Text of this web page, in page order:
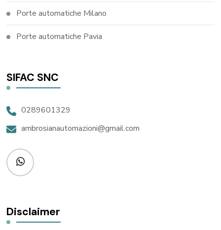
Porte automatiche Milano
Porte automatiche Pavia
SIFAC SNC
0289601329
ambrosianautomazioni@gmail.com
Disclaimer